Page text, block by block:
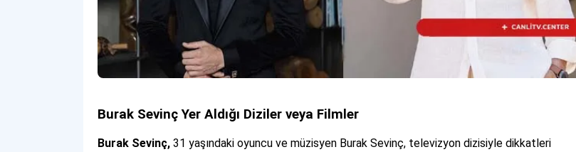
Burak Sevinç Yer Aldığı Diziler veya Filmler
Burak Sevinç, 31 yaşındaki oyuncu ve müzisyen Burak Sevinç, televizyon dizisiyle dikkatleri